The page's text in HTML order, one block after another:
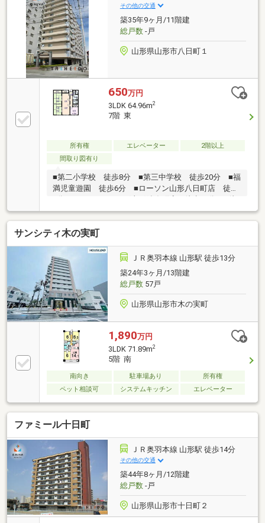
その他の交通
築35年9ヶ月/11階建
総戸数-戸
山形県山形市八日町１
650万円
3LDK 64.96m2
7階 東
所有権 エレベーター
2階以上
間取り図有り
■第二小学校 徒歩8分 ■第三中学校 徒歩20分 ■福
満児童遊園 徒歩6分 ■ローソン山形八日町店 徒歩
2分 ■ツルハドラッグ山形鉄砲町店 徒歩12分 ■徒
歩圏内に商業施設充実のマンション
サンシティ木の実町
ＪＲ奥羽本線 山形駅 徒歩13分
築24年3ヶ月/13階建
総戸数57戸
山形県山形市木の実町
1,890万円
3LDK 71.89m2
5階 南
南向き 駐車場あり
所有権
ペット相談可
システムキッチン エレベーター
ファミール十日町
ＪＲ奥羽本線 山形駅 徒歩14分
その他の交通
築44年8ヶ月/12階建
総戸数-戸
山形県山形市十日町２